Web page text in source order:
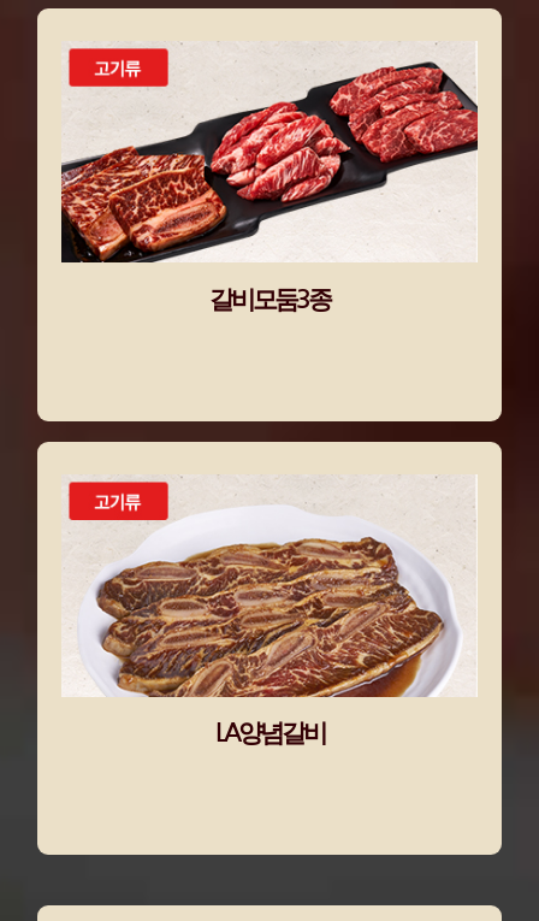
갈비모둠3종
갈비모둠3종
LA양념갈비
LA양념갈비